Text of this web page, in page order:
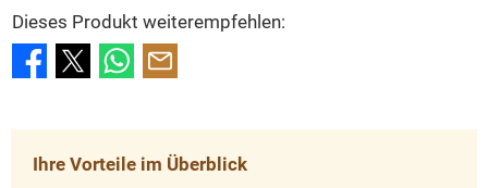
Dieses Produkt weiterempfehlen:
Ihre Vorteile im Überblick